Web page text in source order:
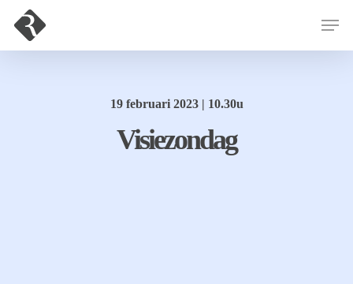
19 februari 2023 | 10.30u
Visiezondag